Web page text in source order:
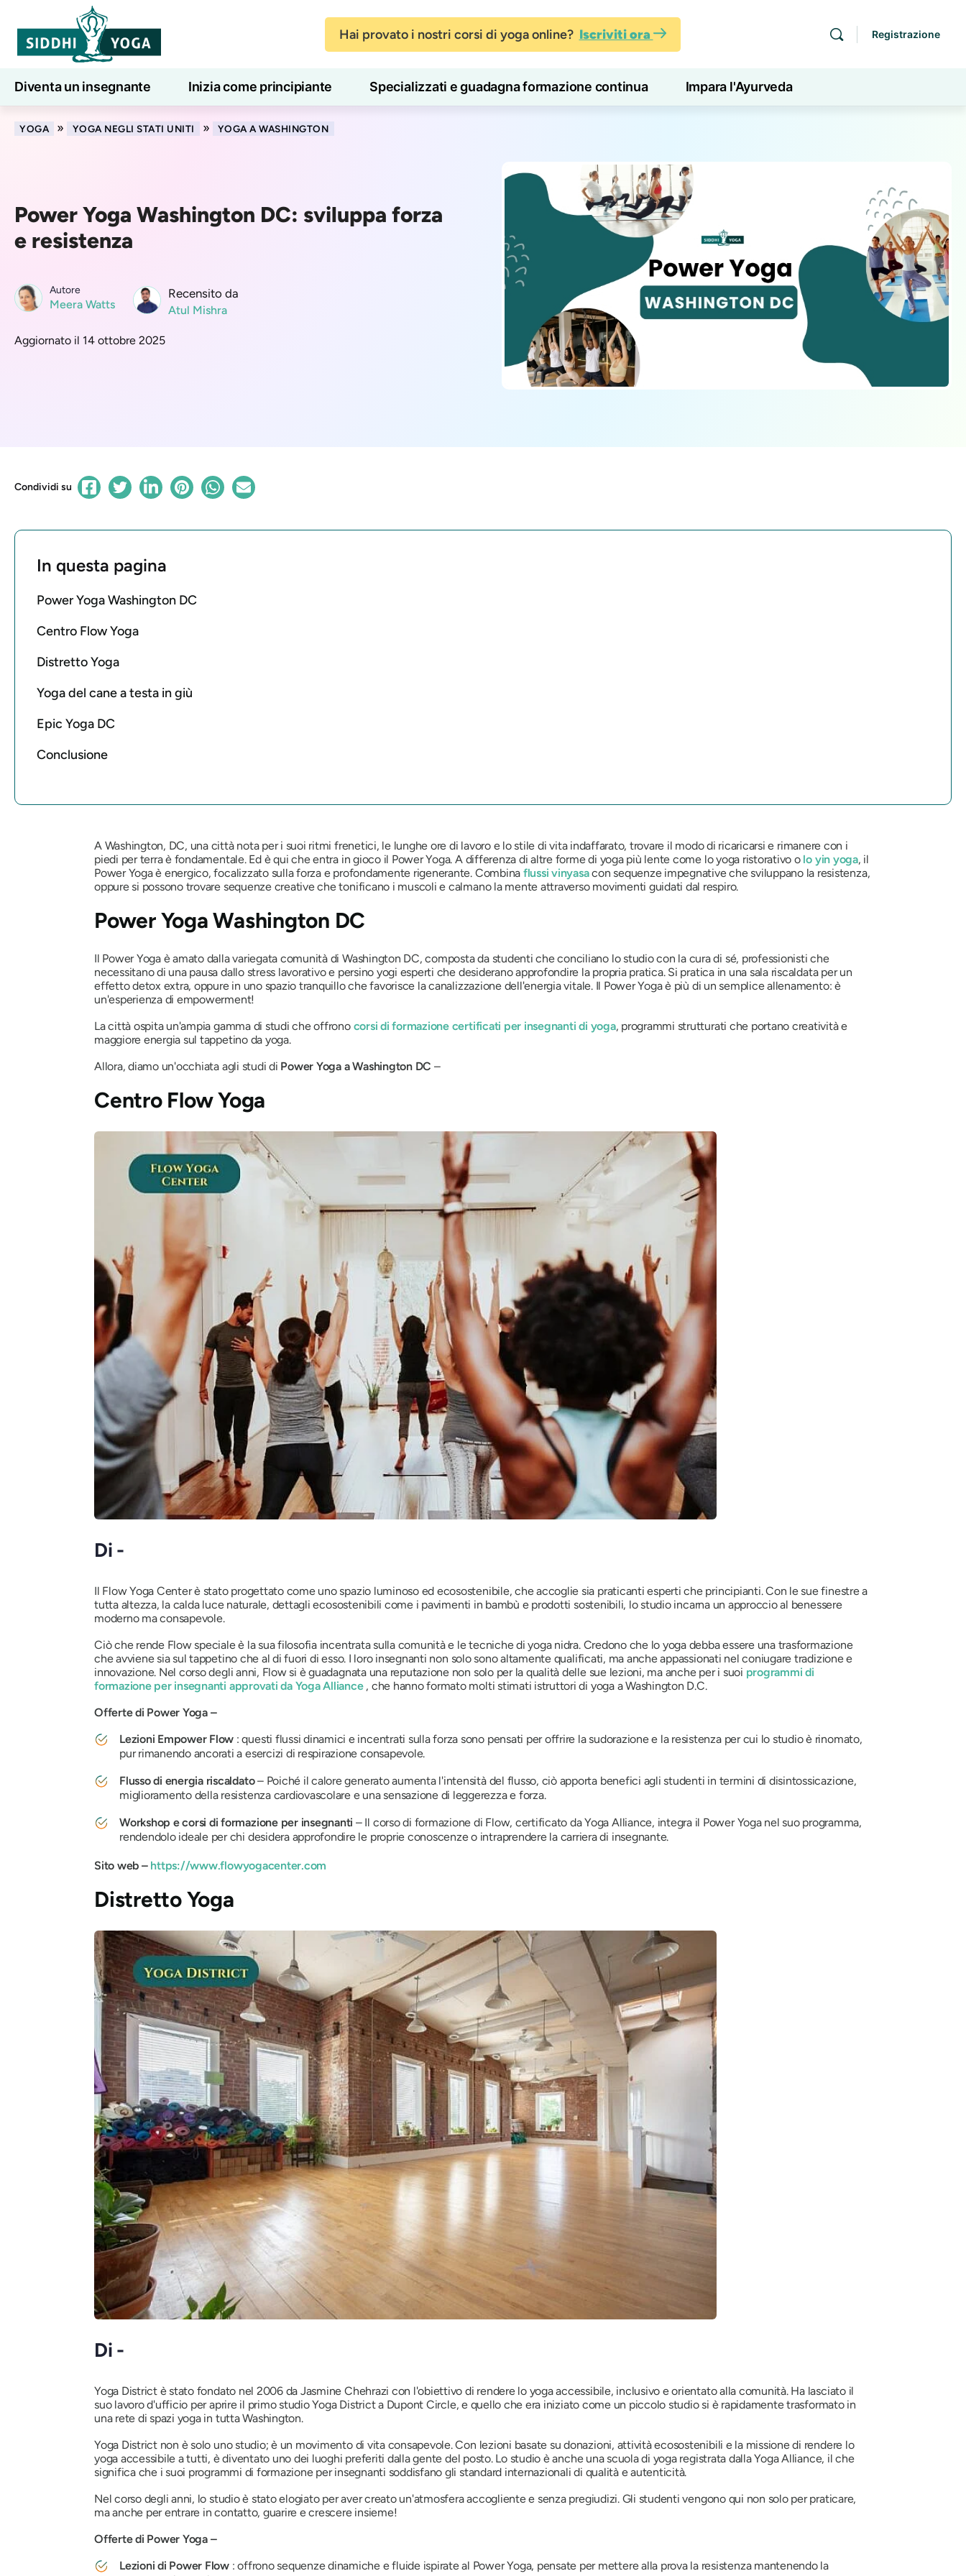
Hai provato i nostri corsi di yoga online? Iscriviti ora Registrazione
Diventa un insegnante Inizia come principiante Specializzati e guadagna formazione continua Impara l'Ayurveda
Lezioni di yoga online 7 giorni di benessere
YOGA » YOGA NEGLI STATI UNITI » YOGA A WASHINGTON
Power Yoga Washington DC: sviluppa forza
e resistenza
Autore
Meera Watts
Recensito da
Atul Mishra
Aggiornato il 14 ottobre 2025
Condividi su
In questa pagina
Power Yoga Washington DC
Centro Flow Yoga
Distretto Yoga
Yoga del cane a testa in giù
Epic Yoga DC
Conclusione
A Washington, DC, una città nota per i suoi ritmi frenetici, le lunghe ore di lavoro e lo stile di vita indaffarato, trovare il modo di ricaricarsi e rimanere con i
piedi per terra è fondamentale. Ed è qui che entra in gioco il Power Yoga. A differenza di altre forme di yoga più lente come lo yoga ristorativo o lo yin yoga, il
Power Yoga è energico, focalizzato sulla forza e profondamente rigenerante. Combina flussi vinyasacon sequenze impegnative che sviluppano la resistenza,
oppure si possono trovare sequenze creative che tonificano i muscoli e calmano la mente attraverso movimenti guidati dal respiro.
Power Yoga Washington DC
Il Power Yoga è amato dalla variegata comunità di Washington DC, composta da studenti che conciliano lo studio con la cura di sé, professionisti che
necessitano di una pausa dallo stress lavorativo e persino yogi esperti che desiderano approfondire la propria pratica. Si pratica in una sala riscaldata per un
effetto detox extra, oppure in uno spazio tranquillo che favorisce la canalizzazione dell'energia vitale. Il Power Yoga è più di un semplice allenamento: è
un'esperienza di empowerment!
La città ospita un'ampia gamma di studi che offrono corsi di formazione certificati per insegnanti di yoga, programmi strutturati che portano creatività e
maggiore energia sul tappetino da yoga.
Allora, diamo un'occhiata agli studi di Power Yoga a Washington DC –
Centro Flow Yoga
Di -
Il Flow Yoga Center è stato progettato come uno spazio luminoso ed ecosostenibile, che accoglie sia praticanti esperti che principianti. Con le sue finestre a
tutta altezza, la calda luce naturale, dettagli ecosostenibili come i pavimenti in bambù e prodotti sostenibili, lo studio incarna un approccio al benessere
moderno ma consapevole.
Ciò che rende Flow speciale è la sua filosofia incentrata sulla comunità e le tecniche di yoga nidra. Credono che lo yoga debba essere una trasformazione
che avviene sia sul tappetino che al di fuori di esso. I loro insegnanti non solo sono altamente qualificati, ma anche appassionati nel coniugare tradizione e
innovazione. Nel corso degli anni, Flow si è guadagnata una reputazione non solo per la qualità delle sue lezioni, ma anche per i suoi programmi di
formazione per insegnanti approvati da Yoga Alliance, che hanno formato molti stimati istruttori di yoga a Washington D.C.
Offerte di Power Yoga –
Lezioni Empower Flow : questi flussi dinamici e incentrati sulla forza sono pensati per offrire la sudorazione e la resistenza per cui lo studio è rinomato,
pur rimanendo ancorati a esercizi di respirazione consapevole.
Flusso di energia riscaldato– Poiché il calore generato aumenta l'intensità del flusso, ciò apporta benefici agli studenti in termini di disintossicazione,
miglioramento della resistenza cardiovascolare e una sensazione di leggerezza e forza.
Workshop e corsi di formazione per insegnanti – Il corso di formazione di Flow, certificato da Yoga Alliance, integra il Power Yoga nel suo programma,
rendendolo ideale per chi desidera approfondire le proprie conoscenze o intraprendere la carriera di insegnante.
Sito web –https://www.flowyogacenter.com
Distretto Yoga
Di -
Yoga District è stato fondato nel 2006 da Jasmine Chehrazi con l'obiettivo di rendere lo yoga accessibile, inclusivo e orientato alla comunità. Ha lasciato il
suo lavoro d'ufficio per aprire il primo studio Yoga District a Dupont Circle, e quello che era iniziato come un piccolo studio si è rapidamente trasformato in
una rete di spazi yoga in tutta Washington.
Yoga District non è solo uno studio; è un movimento di vita consapevole. Con lezioni basate su donazioni, attività ecosostenibili e la missione di rendere lo
yoga accessibile a tutti, è diventato uno dei luoghi preferiti dalla gente del posto. Lo studio è anche una scuola di yoga registrata dalla Yoga Alliance, il che
significa che i suoi programmi di formazione per insegnanti soddisfano gli standard internazionali di qualità e autenticità.
Nel corso degli anni, lo studio è stato elogiato per aver creato un'atmosfera accogliente e senza pregiudizi. Gli studenti vengono qui non solo per praticare,
ma anche per entrare in contatto, guarire e crescere insieme!
Offerte di Power Yoga –
Lezioni di Power Flow: offrono sequenze dinamiche e fluide ispirate al Power Yoga, pensate per mettere alla prova la resistenza mantenendo la